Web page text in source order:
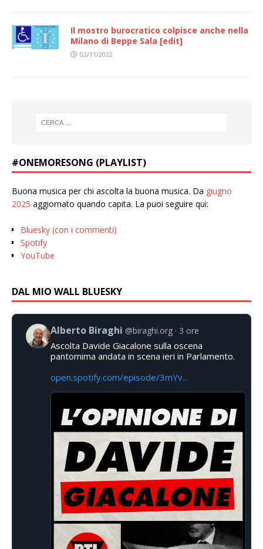
Il mostro burocratico colpisce anche nella
Milano di Beppe Sala [edit]
02/11/2022
#ONEMORESONG (PLAYLIST)
Buona musica per chi ascolta la buona musica. Da giugno
2025 aggiornato quando capita. La puoi seguire qui:
Bluesky (con i commenti)
Spotify
YouTube
DAL MIO WALL BLUESKY
Alberto Biraghi @biraghi.org 3 ore
Ascolta Davide Giacalone sulla oscena
pantomima andata in scena ieri in Parlamento.
open.spotify.com/episode/3mYv...